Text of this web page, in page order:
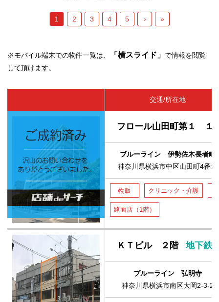
1 2 3 4 5 › »
※モバイル端末での物件一覧は、 「横スライド」 で情報を閲覧
して頂けます。
交通/所在地
フロール山田町第１
ブルーライン 伊勢佐木長者町
神奈川県横浜市中区山田町4番地
物販 クリニック・介護
路面店（1階）
ＫＴビル ２階 地下鉄
ブルーライン 弘明寺
神奈川県横浜市南区大岡2-3-2